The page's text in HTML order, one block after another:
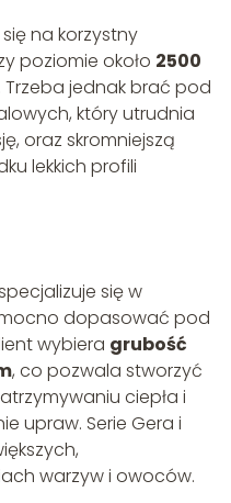
na korzystny
poziomie około 2500
jednak brać pod
który utrudnia
oraz skromniejszą
lekkich profili
się w
dopasować pod
wybiera grubość
, co pozwala stworzyć
ciepła i
upraw. Serie Gera i
warzyw i owoców.